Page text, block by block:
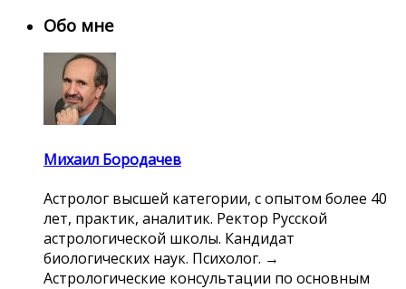
Обо мне
Михаил Бородачев
Астролог высшей категории, с опытом более 40
лет, практик, аналитик. Ректор Русской
астрологической школы. Кандидат
биологических наук. Психолог. →
Астрологические консультации по основным